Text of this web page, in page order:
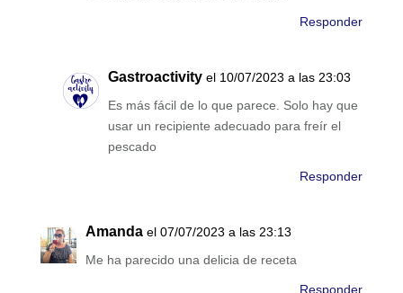
Responder
Gastroactivity el 10/07/2023 a las 23:03
Es más fácil de lo que parece. Solo hay que
usar un recipiente adecuado para freír el
pescado
Responder
Amanda el 07/07/2023 a las 23:13
Me ha parecido una delicia de receta
Responder